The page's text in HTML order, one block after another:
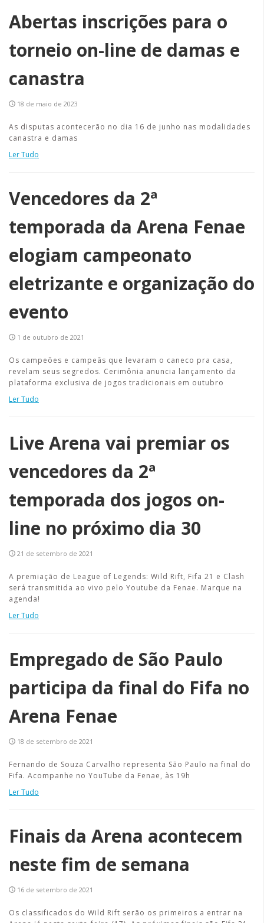
Abertas inscrições para o
torneio on-line de damas e
canastra
18 de maio de 2023
As disputas acontecerão no dia 16 de junho nas modalidades
canastra e damas
Ler Tudo
Vencedores da 2ª
temporada da Arena Fenae
elogiam campeonato
eletrizante e organização do
evento
1 de outubro de 2021
Os campeões e campeãs que levaram o caneco pra casa,
revelam seus segredos. Cerimônia anuncia lançamento da
plataforma exclusiva de jogos tradicionais em outubro
Ler Tudo
Live Arena vai premiar os
vencedores da 2ª
temporada dos jogos on-
line no próximo dia 30
21 de setembro de 2021
A premiação de League of Legends: Wild Rift, Fifa 21 e Clash
será transmitida ao vivo pelo Youtube da Fenae. Marque na
agenda!
Ler Tudo
Empregado de São Paulo
participa da final do Fifa no
Arena Fenae
18 de setembro de 2021
Fernando de Souza Carvalho representa São Paulo na final do
Fifa. Acompanhe no YouTube da Fenae, às 19h
Ler Tudo
Finais da Arena acontecem
neste fim de semana
16 de setembro de 2021
Os classificados do Wild Rift serão os primeiros a entrar na